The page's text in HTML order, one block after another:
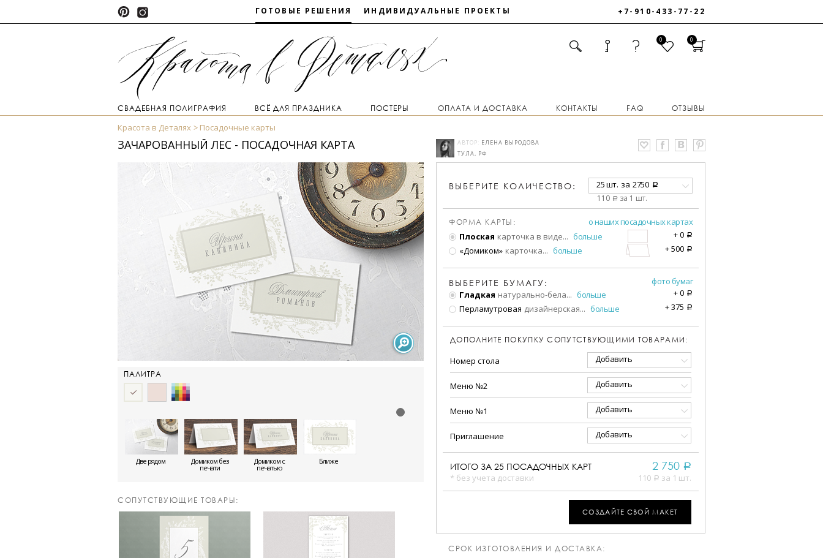
ГОТОВЫЕ РЕШЕНИЯ ИНДИВИДУАЛЬНЫЕ ПРОЕКТЫ +7-910-433-77-22
0 0
СВАДЕБНАЯ ПОЛИГРАФИЯ ВСЁ ДЛЯ ПРАЗДНИКА ПОСТЕРЫ ОПЛАТА И ДОСТАВКА КОНТАКТЫ FAQ ОТЗЫВЫ
Красота в Деталях Посадочные карты
ЗАЧАРОВАННЫЙ ЛЕС - ПОСАДОЧНАЯ КАРТА
ПАЛИТРА
Две рядом Домиком без
печати
Домиком с
печатью
Ближе
CОПУТСТВУЮЩИЕ ТОВАРЫ:
АВТОР: ЕЛЕНА ВЫРОДОВА
ТУЛА, РФ
ВЫБЕРИТЕ КОЛИЧЕСТВО: 25 шт. за 2750 a
110 a за 1 шт.
ФОРМА КАРТЫ:
о наших посадочных картах
Плоская карточка в виде... больше +0 a
«Домиком» карточка... больше +500 a
ВЫБЕРИТЕ БУМАГУ:
фото бумаг
Гладкая натурально-бела... больше +0 a
Перламутровая дизайнерская... больше +375 a
ДОПОЛНИТЕ ПОКУПКУ СОПУТСТВУЮЩИМИ ТОВАРАМИ:
Номер стола Добавить
Меню №2 Добавить
Меню №1 Добавить
Приглашение Добавить
ИТОГО ЗА 25 ПОСАДОЧНЫХ КАРТ
* без учета доставки
2 750 a
110 a за 1 шт.
СОЗДАЙТЕ СВОЙ МАКЕТ
СРОК ИЗГОТОВЛЕНИЯ И ДОСТАВКА: